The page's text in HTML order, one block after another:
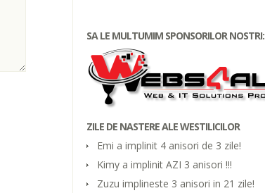
SA LE MULTUMIM SPONSORILOR NOSTRI:
ZILE DE NASTERE ALE WESTILICILOR
Emi a implinit 4 anisori de 3 zile!
Kimy a implinit AZI 3 anisori !!!
Zuzu implineste 3 anisori in 21 zile!